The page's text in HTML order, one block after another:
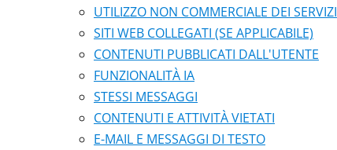
UTILIZZO NON COMMERCIALE DEI SERVIZI
SITI WEB COLLEGATI (SE APPLICABILE)
CONTENUTI PUBBLICATI DALL'UTENTE
FUNZIONALITÀ IA
STESSI MESSAGGI
CONTENUTI E ATTIVITÀ VIETATI
E-MAIL E MESSAGGI DI TESTO